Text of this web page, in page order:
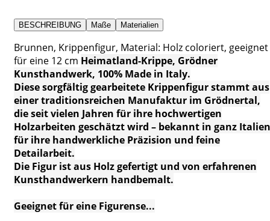
BESCHREIBUNG Maße Materialien
Brunnen, Krippenfigur, Material: Holz coloriert, geeignet
für eine 12 cm Heimatland-Krippe, Grödner
Kunsthandwerk, 100% Made in Italy.
Diese sorgfältig gearbeitete Krippenfigur stammt aus
einer traditionsreichen Manufaktur im Grödnertal,
die seit vielen Jahren für ihre hochwertigen
Holzarbeiten geschätzt wird – bekannt in ganz Italien
für ihre handwerkliche Präzision und feine
Detailarbeit.
Die Figur ist aus Holz gefertigt und von erfahrenen
Kunsthandwerkern handbemalt.
Geeignet für eine Figurense...